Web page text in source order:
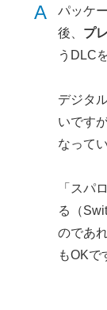
A
パッケ
後、 プ
うDLC
デジタ
いです
なって
「スパ
る（
のであ
もOKで